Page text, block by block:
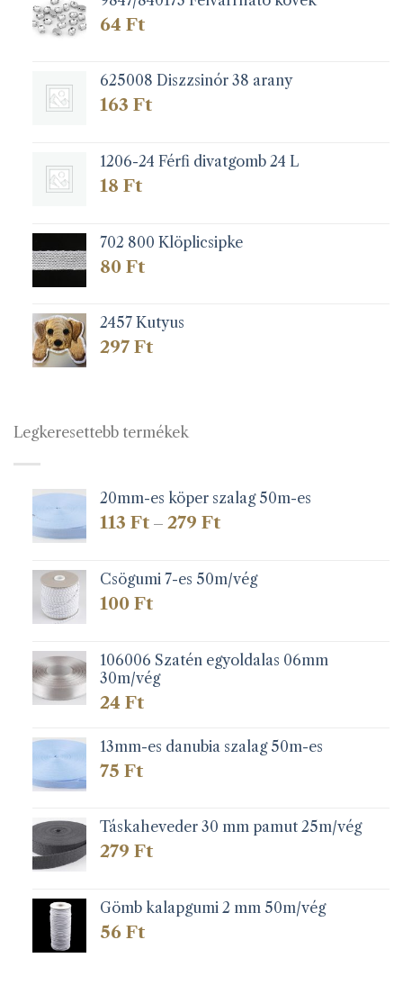
64 Ft
625008 Diszzsinór 38 arany
163 Ft
1206-24 Férfi divatgomb 24 L
18 Ft
702 800 Klöplicsipke
80 Ft
2457 Kutyus
297 Ft
Legkeresettebb termékek
20mm-es köper szalag 50m-es
113 Ft – 279 FtÁrtartomány:
279 Ft
Csögumi 7-es 50m/vég
100 Ft
106006 Szatén egyoldalas 06mm
30m/vég
24 Ft
13mm-es danubia szalag 50m-es
75 Ft
Táskaheveder 30 mm pamut 25m/vég
279 Ft
Gömb kalapgumi 2 mm 50m/vég
56 Ft